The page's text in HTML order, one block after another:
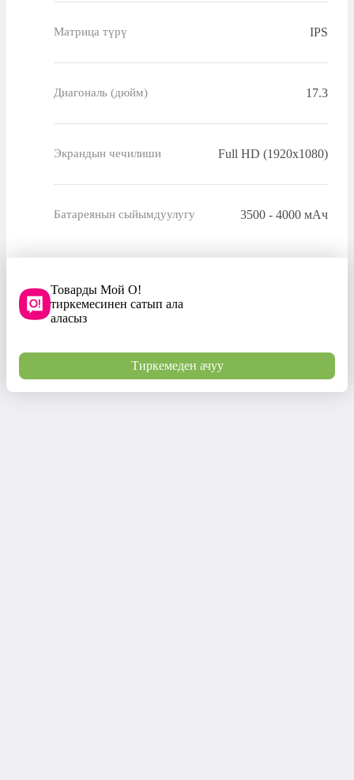
Матрица түрү IPS
Диагональ (дюйм) 17.3
Экрандын чечилиши Full HD (1920x1080)
Батареянын сыйымдуулугу 3500 - 4000 мАч
Товарды Мой О!
тиркемесинен сатып ала
аласыз
Тиркемеден ачуу